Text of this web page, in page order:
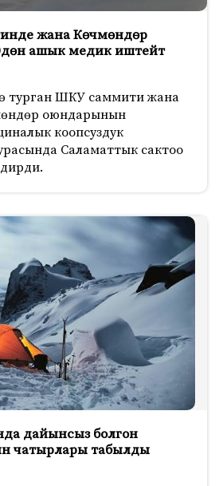
жана Көчмөндөр
ашык медик иштейт
турган ШКУ саммити жана
оюндарынын
коопсуздук
Саламаттык сактоо
дайынсыз болгон
чатырлары табылды